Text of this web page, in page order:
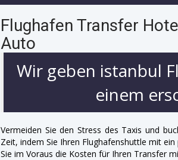
Flughafen Transfer
Auto
Wir geben istanbul
einem
Vermeiden Sie den Stress des Taxis und
Zeit, indem Sie Ihren Flughafenshuttle mit
Sie im Voraus die Kosten für Ihren Transfer